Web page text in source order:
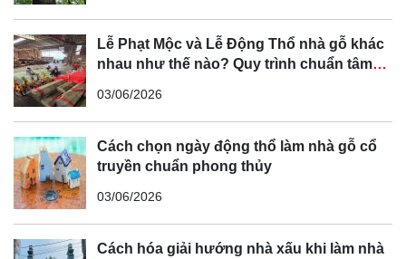
Lễ Phạt Mộc và Lễ Động Thổ nhà gỗ khác
nhau như thế nào? Quy trình chuẩn tâm
03/06/2026
Cách chọn ngày động thổ làm nhà gỗ cổ
truyền chuẩn phong thủy
03/06/2026
Cách hóa giải hướng nhà xấu khi làm nhà